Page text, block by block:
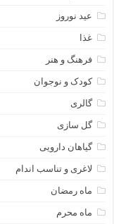
عید نوروز
غذا
فرهنگ و هنر
کودک و نوجوان
گالری
گل سازی
گیاهان دارویی
لاغری و تناسب اندام
ماه رمضان
ماه محرم